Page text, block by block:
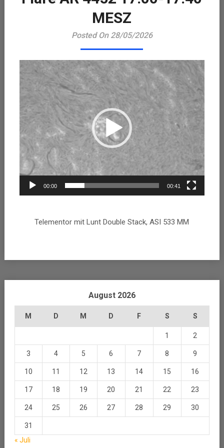
MESZ
Posted On 28/05/2026
00:00 00:41
Telementor mit Lunt Double Stack, ASI 533 MM
August 2026
M D M D F S S
1 2
3 4 5 6 7 8 9
10 11 12 13 14 15 16
17 18 19 20 21 22 23
24 25 26 27 28 29 30
31
« Juli